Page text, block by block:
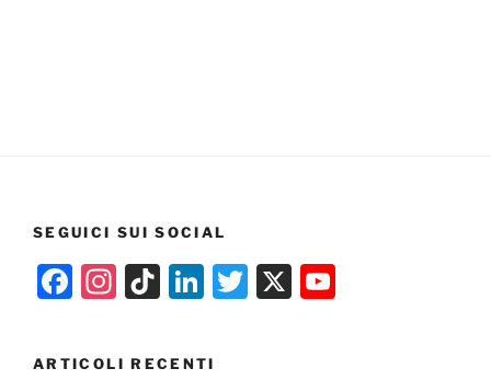
SEGUICI SUI SOCIAL
F
c
In
a
Ti
T
Li
k
T
X
ARTICOLI RECENTI